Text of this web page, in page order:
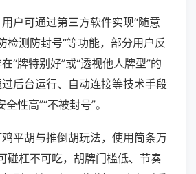
户可通过第三方软件实现“随意
检测防封号”等功能，部分用户反
“牌特别好”或“透视他人牌型”的
后台运行、自动连接等技术手段
性高”“不被封号”。
平胡与推倒胡玩法，使用筒条万
碰杠不可吃，胡牌门槛低、节奏